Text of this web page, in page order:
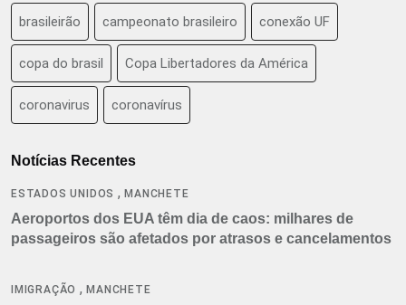
brasileirão campeonato brasileiro conexão UF
copa do brasil Copa Libertadores da América
coronavirus coronavírus
Notícias Recentes
ESTADOS UNIDOS ,MANCHETE
Aeroportos dos EUA têm dia de caos: milhares de
passageiros são afetados por atrasos e cancelamentos
IMIGRAÇÃO ,MANCHETE